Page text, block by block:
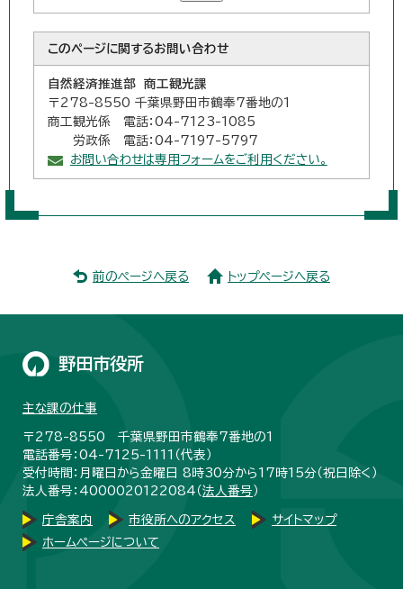
このページに関するお問い合わせ
自然経済推進部 商工観光課
〒278-8550 千葉県野田市鶴奉7番地の1
商工観光係 電話：04-7123-1085
労政係 電話：04-7197-5797
お問い合わせは専用フォームをご利用ください。
前のページへ戻る トップページへ戻る
野田市役所
主な課の仕事
〒278-8550 千葉県野田市鶴奉7番地の1
電話番号：04-7125-1111（代表）
受付時間：月曜日から金曜日 8時30分から17時15分（祝日除く）
法人番号：4000020122084（法人番号 ）
庁舎案内 市役所へのアクセス
サイトマップ
ホームページについて